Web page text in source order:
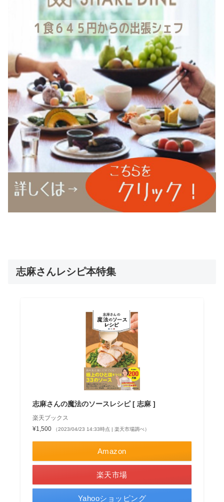
志麻さんレシピ本特集
志麻さんの魔法のソースレシピ [ 志麻 ]
楽天ブックス
¥1,500
（2023/04/23 14:33時点 | 楽天市場調べ）
Amazon
楽天市場
Yahooショッピング